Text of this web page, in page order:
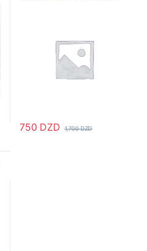
750 DZD 1,700DZD